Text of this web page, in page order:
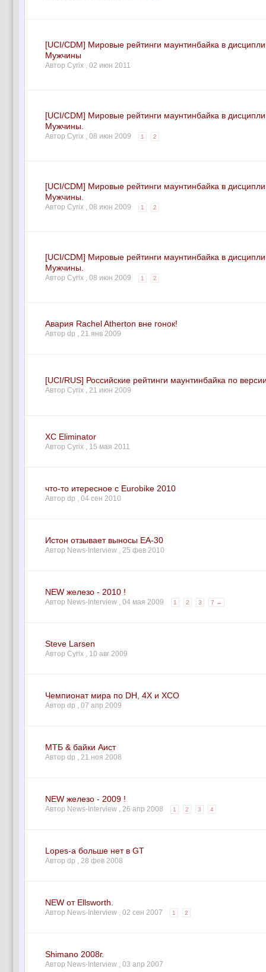
[UCI/CDM] Мировые рейтинги маунтинбайка в
Мужчины
Автор Cyrix , 02 июн 2011
[UCI/CDM] Мировые рейтинги маунтинбайка в
Мужчины.
Автор Cyrix , 08 июн 2009 1 2
[UCI/CDM] Мировые рейтинги маунтинбайка в
Мужчины.
Автор Cyrix , 08 июн 2009 1 2
[UCI/CDM] Мировые рейтинги маунтинбайка в
Мужчины.
Автор Cyrix , 08 июн 2009 1 2
Авария Rachel Atherton вне гонок!
Автор dp , 21 янв 2009
[UCI/RUS] Российские рейтинги маунтинбайка по
Автор Cyrix , 21 июн 2009
XC Eliminator
Автор Cyrix , 15 мая 2011
что-то итересное с Eurobike 2010
Автор dp , 04 сен 2010
Истон отзывает выносы ЕА-30
Автор News-Interview , 25 фев 2010
NEW железо - 2010 !
Автор News-Interview , 04 мая 2009 1 2 3 7 →
Steve Larsen
Автор Cyrix , 10 авг 2009
Чемпионат мира по DH, 4X и XCO
Автор dp , 07 апр 2009
МТБ & байки Аист
Автор dp , 21 ноя 2008
NEW железо - 2009 !
Автор News-Interview , 26 апр 2008 1 2 3 4
Lopes-а больше нет в GT
Автор dp , 28 фев 2008
NEW от Ellsworth.
Автор News-Interview , 02 сен 2007 1 2
Shimano 2008г.
Автор News-Interview , 03 апр 2007